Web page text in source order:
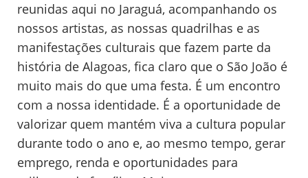
reunidas aqui no Jaraguá, acompanhando os
nossos artistas, as nossas quadrilhas e as
manifestações culturais que fazem parte da
história de Alagoas, fica claro que o São João é
muito mais do que uma festa. É um encontro
com a nossa identidade. É a oportunidade de
valorizar quem mantém viva a cultura popular
durante todo o ano e, ao mesmo tempo, gerar
emprego, renda e oportunidades para